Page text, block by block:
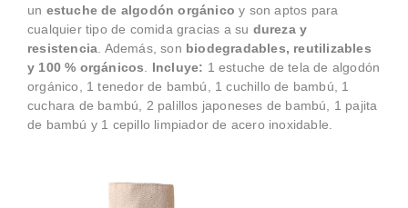
un estuche de algodón orgánico y son aptos para
cualquier tipo de comida gracias a su dureza y
resistencia. Además, son biodegradables, reutilizables
y 100 % orgánicos. Incluye: 1 estuche de tela de algodón
orgánico, 1 tenedor de bambú, 1 cuchillo de bambú, 1
cuchara de bambú, 2 palillos japoneses de bambú, 1 pajita
de bambú y 1 cepillo limpiador de acero inoxidable.